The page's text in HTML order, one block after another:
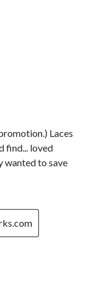
Laces
find... loved
wanted to save